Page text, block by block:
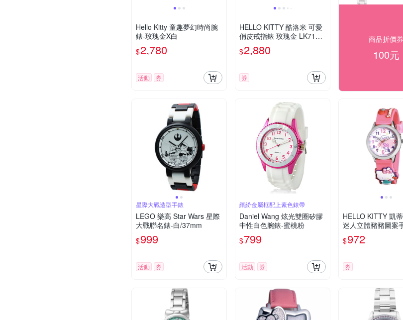
Hello Kitty 童趣夢幻時尚腕
錶-玫瑰金X白
$2,780
活動 券
HELLO KITTY 酷洛米 可愛
俏皮戒指錶 玫瑰金 LK713L
RWI-A_20mm
$2,880
券
商品折價券
100元
星際大戰造型手錶
LEGO 樂高 Star Wars 星際
大戰聯名錶-白/37mm
$999
活動 券
繽紛金屬框配上素色錶帶
Daniel Wang 炫光雙圈矽膠
中性白色腕錶-蜜桃粉
$799
活動 券
HELLO KITTY 凱
迷人立體豬豬圖案
KT077LWWR)
$972
券